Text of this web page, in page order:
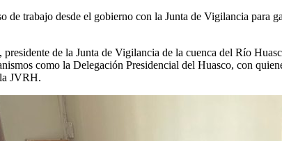
de trabajo desde el gobierno con la Junta de Vigilancia
presidente de la Junta de Vigilancia de la cuenca del Río
como la Delegación Presidencial del Huasco, con
JVRH.